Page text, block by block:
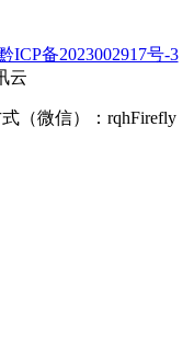
ICP备2023002917号-3
云
（微信）：rqhFirefly